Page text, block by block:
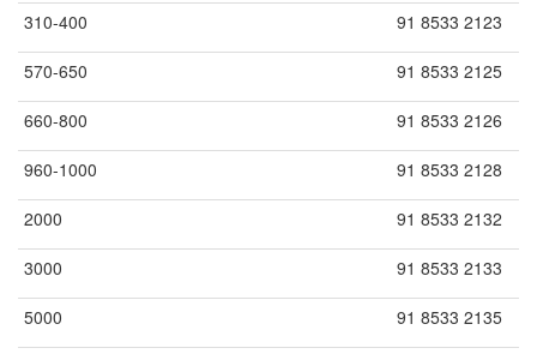
310-400 91 8533 2123
570-650 91 8533 2125
660-800 91 8533 2126
960-1000 91 8533 2128
2000 91 8533 2132
3000 91 8533 2133
5000 91 8533 2135